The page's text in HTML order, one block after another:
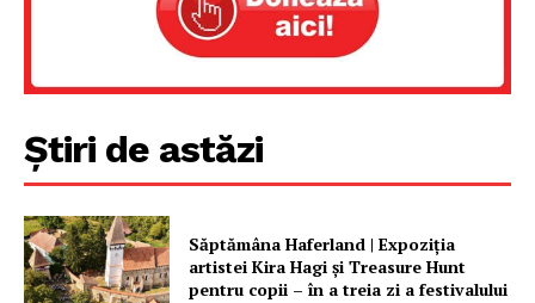
FREEDOM HOUSE ROMÂNIA
Știri de astăzi
Săptămâna Haferland | Expoziţia
artistei Kira Hagi şi Treasure Hunt
pentru copii – în a treia zi a festivalului